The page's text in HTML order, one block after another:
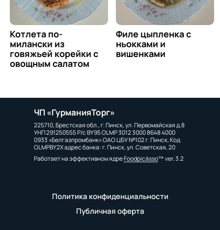
Котлета по-
милански из
говяжьей корейки с
овощным салатом
Филе цыпленка с
ньокками и
вишенками
ЧП «ГурманияТорг»
225710, Брестская обл., г. Пинск, ул. Первомайская д.8
УНП 291250555 Р/с BY95 OLMP 3012 3000 8648 4000
0933 «Белгазпромбанк» ОАО ЦБУ №102 г. Пинск, Код
OLMPBY2X адрес банка: г. Пинск, ул. Советская, 20
Работает на эффективном ядреFoodpicássover. 3.2
Политика конфиденциальности
Публичная оферта